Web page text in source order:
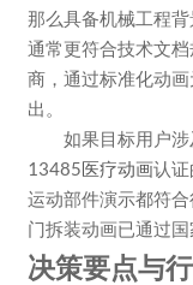
那么具备机械工程背
通常更符合技术文
商，通过标准化动
出。
如果目标用户
13485医疗动画认
运动部件演示都符
门拆装动画已通过国
决策要点与